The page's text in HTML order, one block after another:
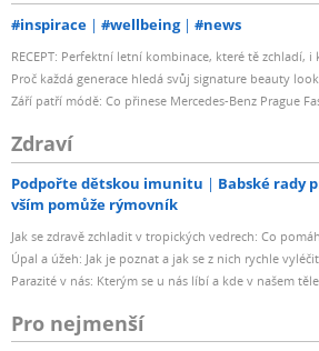
#inspirace #wellbeing #news
RECEPT: Perfektní letní kombinace, které tě zchladí,
Proč každá generace hledá svůj signature beauty look
Září patří módě: Co přinese Mercedes-Benz Prague
Zdraví
Podpořte dětskou imunitu Babské rady
vším pomůže rýmovník
Jak se zdravě zchladit v tropických vedrech: Co
Úpal a úžeh: Jak je poznat a jak se z nich rychle vyléčit
Parazité v nás: Kterým se u nás líbí a kde v našem
Pro nejmenší